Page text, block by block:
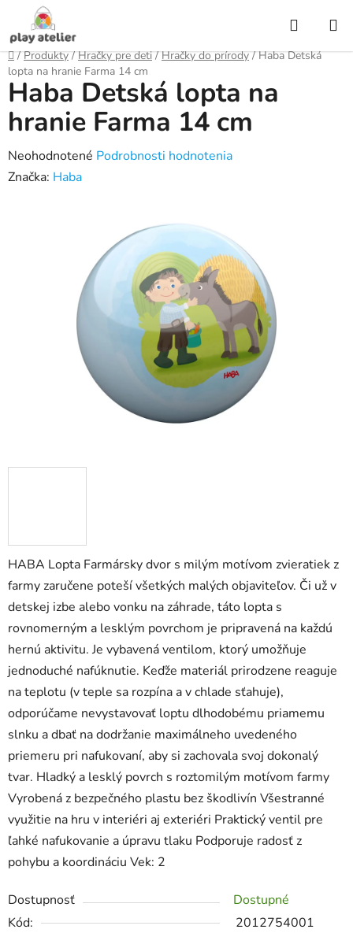
obsah
Hľadať
Domov
/ Produkty / Hračky pre deti / Hračky do prírody / Haba Detská
lopta na hranie Farma 14 cm
HABA Lopta Farmársky dvor s milým motívom zvieratiek z
farmy zaručene poteší všetkých malých objaviteľov. Či už v
detskej izbe alebo vonku na záhrade, táto lopta s
rovnomerným a lesklým povrchom je pripravená na každú
hernú aktivitu. Je vybavená ventilom, ktorý umožňuje
jednoduché nafúknutie. Keďže materiál prirodzene reaguje
na teplotu (v teple sa rozpína a v chlade sťahuje),
odporúčame nevystavovať loptu dlhodobému priamemu
slnku a dbať na dodržanie maximálneho uvedeného
priemeru pri nafukovaní, aby si zachovala svoj dokonalý
tvar. Hladký a lesklý povrch s roztomilým motívom farmy
Vyrobená z bezpečného plastu bez škodlivín Všestranné
využitie na hru v interiéri aj exteriéri Praktický ventil pre
ľahké nafukovanie a úpravu tlaku Podporuje radosť z
pohybu a koordináciu Vek: 2
Dostupnosť
Dostupné
Kód:
2012754001
Haba Detská lopta na
hranie Farma 14 cm
Priemerné
hodnotenie
Neohodnotené Podrobnosti hodnotenia
Značka: Haba